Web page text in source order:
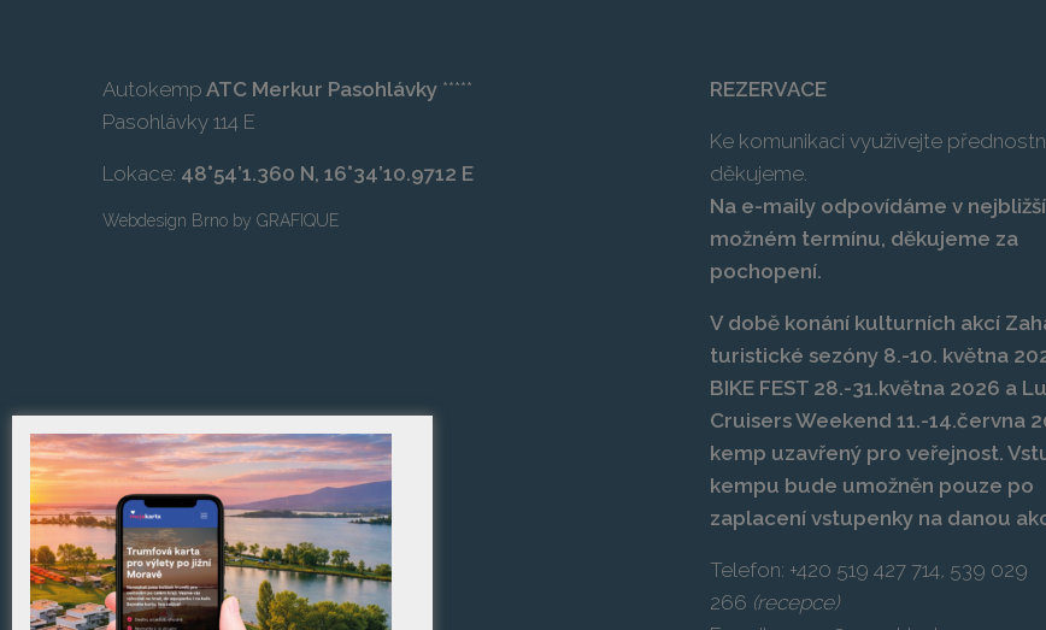
Autokemp ATC Merkur Pasohlávky *****
Pasohlávky 114 E
Lokace: 48°54’1.360 N, 16°34’10.9712 E
Webdesign Brno by GRAFIQUE
REZERVACE
Ke komunikaci využívejte
děkujeme.
Na e-maily odpovídáme v
možném termínu, děkujeme za
pochopení.
V době konání kulturních akcí
turistické sezóny 8.-10. května
BIKE FEST 28.-31.května 2026 a
Cruisers Weekend 11.-14.června
kemp uzavřený pro veřejnost.
kempu bude umožněn pouze po
zaplacení vstupenky na danou
Telefon: +420 519 427 714, 539 029
266 (recepce)